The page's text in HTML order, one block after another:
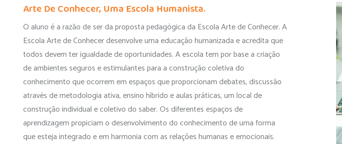
Arte De Conhecer, Uma Escola Humanista.
O aluno é a razão de ser da proposta pedagógica da Escola Arte de Conhecer. A
Escola Arte de Conhecer desenvolve uma educação humanizada e acredita que
todos devem ter igualdade de oportunidades. A escola tem por base a criação
de ambientes seguros e estimulantes para a construção coletiva do
conhecimento que ocorrem em espaços que proporcionam debates, discussão
através de metodologia ativa, ensino híbrido e aulas práticas, um local de
construção individual e coletivo do saber. Os diferentes espaços de
aprendizagem propiciam o desenvolvimento do conhecimento de uma forma
que esteja integrado e em harmonia com as relações humanas e emocionais.